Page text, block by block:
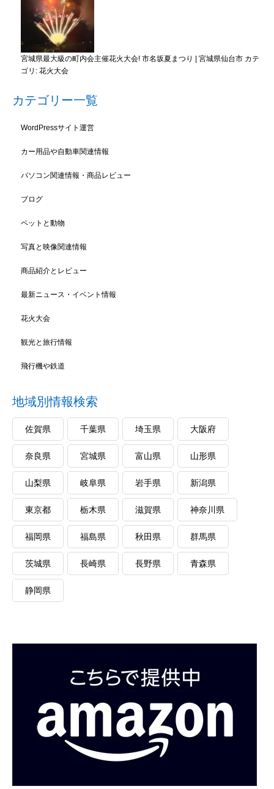
宮城県最大級の町内会主催花火大会! 市名坂夏まつり | 宮城県仙台市 カテ
ゴリ: 花火大会
カテゴリー一覧
WordPressサイト運営
カー用品や自動車関連情報
パソコン関連情報・商品レビュー
ブログ
ペットと動物
写真と映像関連情報
商品紹介とレビュー
最新ニュース・イベント情報
花火大会
観光と旅行情報
飛行機や鉄道
地域別情報検索
佐賀県 千葉県 埼玉県 大阪府
奈良県 宮城県 富山県 山形県
山梨県 岐阜県 岩手県 新潟県
東京都 栃木県 滋賀県 神奈川県
福岡県 福島県 秋田県 群馬県
茨城県 長崎県 長野県 青森県
静岡県